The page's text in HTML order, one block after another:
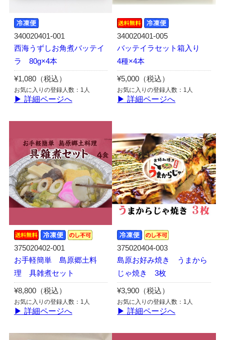
340020401-001
西海うずしお角煮バッテイ
ラ 80g×4本
¥1,080（税込）
お気に入りの登録人数：1人
▶ 詳細ページへ
340020401-005
バッテイラセット箱入り
4種×4本
¥5,000（税込）
お気に入りの登録人数：1人
▶ 詳細ページへ
375020402-001
お手軽簡単 島原郷土料
理 具雑煮セット
¥8,800（税込）
お気に入りの登録人数：1人
▶ 詳細ページへ
375020404-003
島原お好み焼き うまから
じゃ焼き 3枚
¥3,900（税込）
お気に入りの登録人数：1人
▶ 詳細ページへ